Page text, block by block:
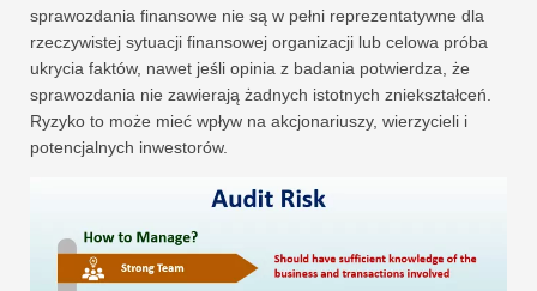
sprawozdania finansowe nie są w pełni reprezentatywne dla
rzeczywistej sytuacji finansowej organizacji lub celowa próba
ukrycia faktów, nawet jeśli opinia z badania potwierdza, że ​​
sprawozdania nie zawierają żadnych istotnych zniekształceń.
Ryzyko to może mieć wpływ na akcjonariuszy, wierzycieli i
potencjalnych inwestorów.